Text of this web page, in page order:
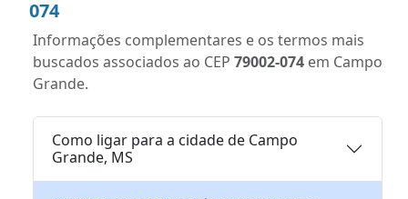
074
Informações complementares e os termos mais
buscados associados ao CEP 79002-074 em Campo
Grande.
Como ligar para a cidade de Campo
Grande, MS